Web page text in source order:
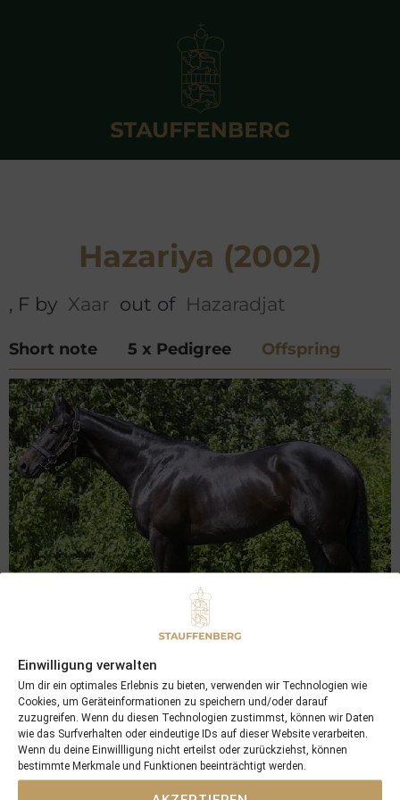
Einwilligung verwalten
Um dir ein optimales Erlebnis zu bieten, verwenden wir Technologien wie
Cookies, um Geräteinformationen zu speichern und/oder darauf
zuzugreifen. Wenn du diesen Technologien zustimmst, können wir Daten
wie das Surfverhalten oder eindeutige IDs auf dieser Website verarbeiten.
Wenn du deine Einwillligung nicht erteilst oder zurückziehst, können
bestimmte Merkmale und Funktionen beeinträchtigt werden.
Hazariya (2002)
, F by Xaar out of Hazaradjat
Short note 5 x Pedigree Offspring
2013
Harzand ( 01.01)
Colt by Sea the Stars
Gr.1 Winner